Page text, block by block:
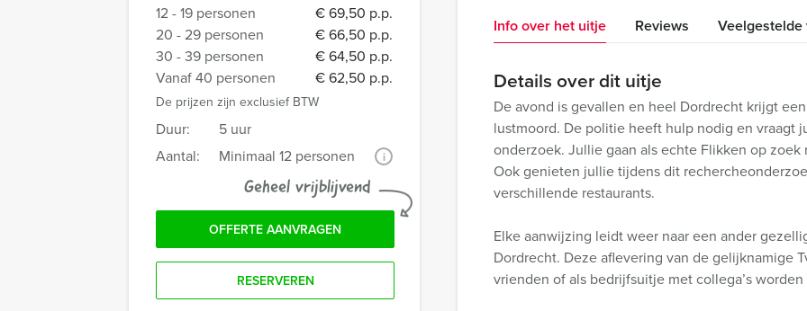
12 - 19 personen
€ 69,50 p.p.
20 - 29 personen
€ 66,50 p.p.
30 - 39 personen
€ 64,50 p.p.
Vanaf 40 personen
€ 62,50 p.p.
De prijzen zijn exclusief BTW
Duur:
5 uur
Aantal:
Minimaal 12 personen i
Geheel vrijblijvend
OFFERTE AANVRAGEN
RESERVEREN
Info over het uitje Reviews Veelgestelde
Details over dit uitje
De avond is gevallen en heel Dordrecht krijgt
lustmoord. De politie heeft hulp nodig en vraagt
onderzoek. Jullie gaan als echte Flikken op
Ook genieten jullie tijdens dit
verschillende restaurants.
Elke aanwijzing leidt weer naar een ander
Dordrecht. Deze aflevering van de gelijknamige
vrienden of als bedrijfsuitje met collega’s